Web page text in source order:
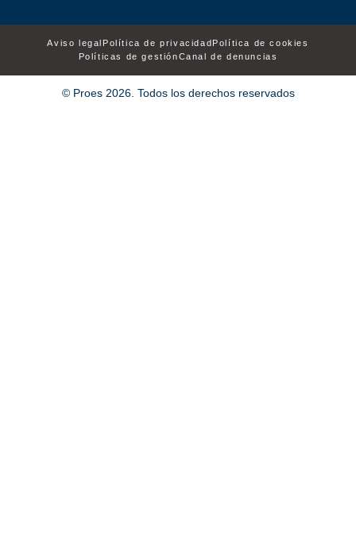
Aviso legal Política de privacidad Política de cookies
Políticas de gestiónCanal de denuncias
© Proes 2026. Todos los derechos reservados